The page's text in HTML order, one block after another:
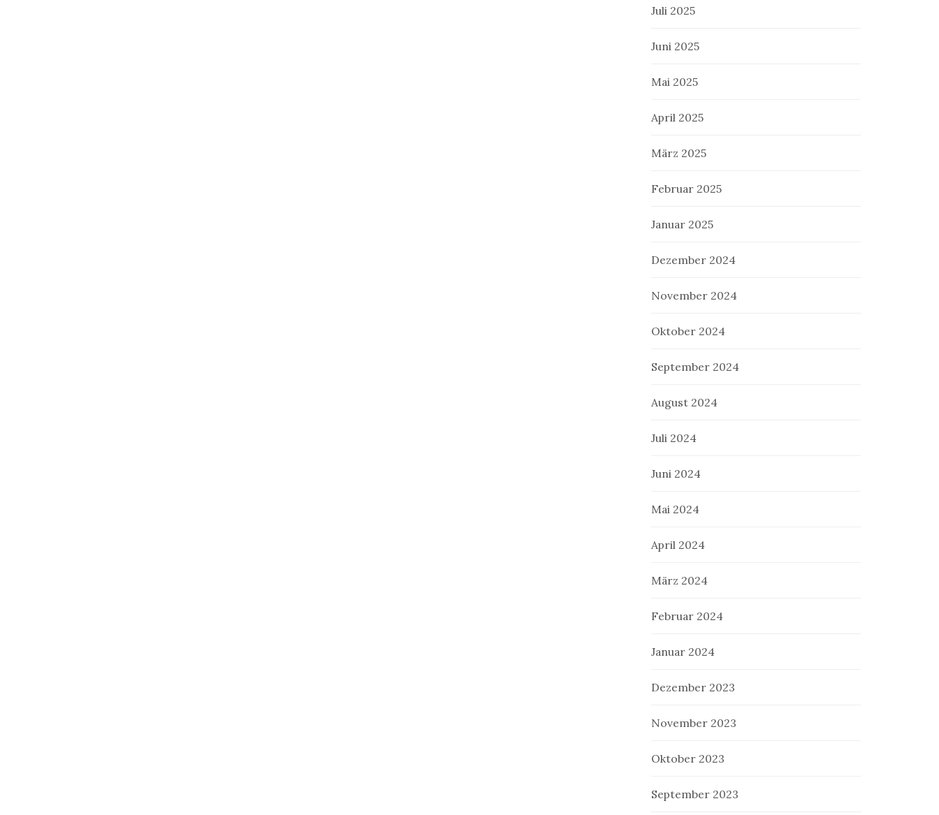
Juli 2025
Juni 2025
Mai 2025
April 2025
März 2025
Februar 2025
Januar 2025
Dezember 2024
November 2024
Oktober 2024
September 2024
August 2024
Juli 2024
Juni 2024
Mai 2024
April 2024
März 2024
Februar 2024
Januar 2024
Dezember 2023
November 2023
Oktober 2023
September 2023